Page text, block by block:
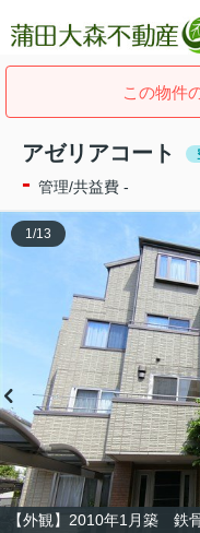
この物件
アゼリアコート
- 管理/共益費 -
【外観】2010年1月築 鉄
1/13